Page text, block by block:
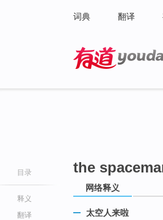
词典 翻译
目录
释义
翻译
the
网络释义
太空人来啦